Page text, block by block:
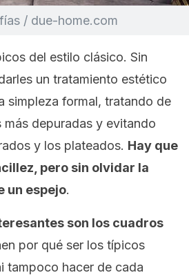
/ due-home.com
del estilo clásico. Sin
un tratamiento estético
simpleza formal, tratando de
depuradas y evitando
y los plateados. Hay que
pero sin olvidar la
un espejo.
son los cuadros
por qué ser los típicos
tampoco hacer de cada